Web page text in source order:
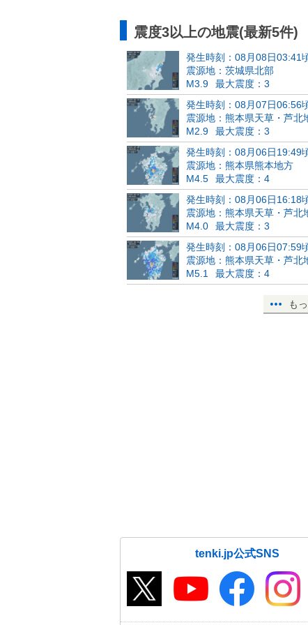
震度3以上の地震(最新5件)
発生時刻：08月08日03:41
震源地：茨城県北部
M3.9
最大震度：3
発生時刻：08月07日06:56
震源地：熊本県天草・芦北
M2.9
最大震度：3
発生時刻：08月06日19:49
震源地：熊本県熊本地方
M4.5
最大震度：4
発生時刻：08月06日16:18
震源地：熊本県天草・芦北
M4.0
最大震度：3
発生時刻：08月06日07:59
震源地：熊本県天草・芦北
M5.1
最大震度：4
も
tenki.jp公式SNS